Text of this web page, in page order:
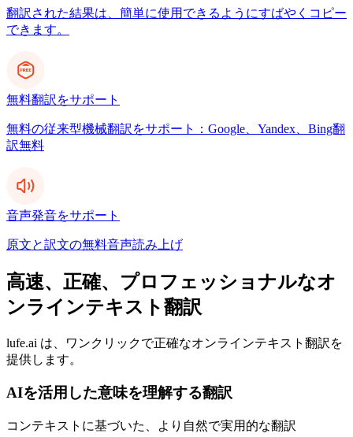
翻訳された結果は、簡単に使用できるようにすばやくコピー
できます。
無料翻訳をサポート
無料の従来型機械翻訳をサポート：Google、Yandex、Bing翻
訳無料
音声発音をサポート
原文と訳文の無料音声読み上げ
高速、正確、プロフェッショナルなオ
ンラインテキスト翻訳
lufe.ai は、ワンクリックで正確なオンラインテキスト翻訳を
提供します。
AIを活用した意味を理解する翻訳
コンテキストに基づいた、より自然で実用的な翻訳